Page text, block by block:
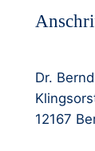
Dr.
12167